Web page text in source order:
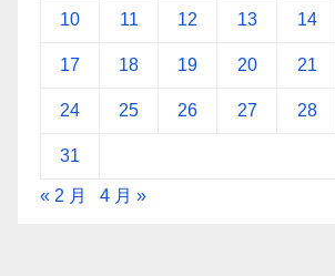
10 11 12 13 14
17 18 19 20 21
24 25 26 27 28
31
« 2 月 4 月 »